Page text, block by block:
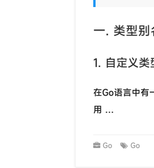
一. 类型
1. 自定义类
在Go语言中有
用 …
Go Go